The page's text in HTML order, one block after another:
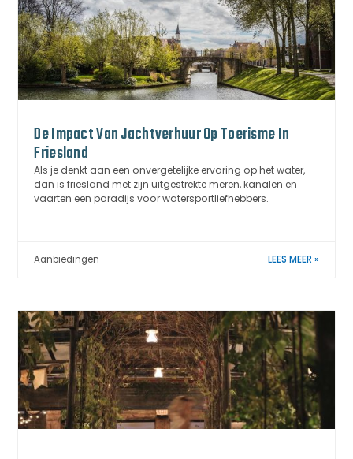
De Impact Van Jachtverhuur Op Toerisme In
Friesland
Als je denkt aan een onvergetelijke ervaring op het water,
dan is friesland met zijn uitgestrekte meren, kanalen en
vaarten een paradijs voor watersportliefhebbers.
Aanbiedingen LEES MEER »